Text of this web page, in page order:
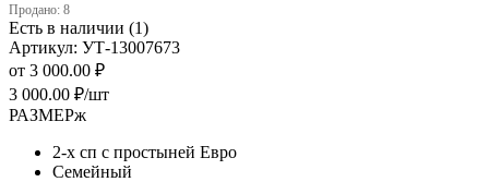
Продано: 8
Есть в наличии (1)
Артикул: УТ-13007673
от 3 000.00 ₽
3 000.00 ₽/шт
РАЗМЕРж
2-х сп с простыней Евро
Семейный